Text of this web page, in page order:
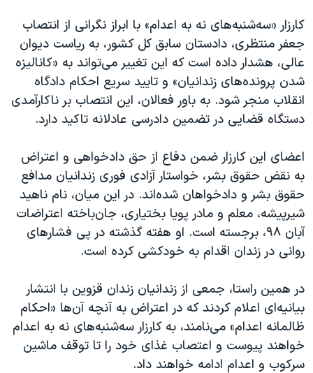
کارزار «سه‌شنبه‌های نه به اعدام» با ابراز نگرانی از انتصاب
جعفر منتظری، دادستان سابق کل کشور، به ریاست دیوان
عالی، هشدار داده است که این تغییر می‌تواند به «کانالیزه
شدن پرونده‌های زندانیان» و تایید سریع احکام دادگاه
انقلاب منجر شود. به باور فعالان، این انتصاب بر ناکارآمدی
دستگاه قضایی در تضمین دادرسی عادلانه تاکید دارد.
اعضای این کارزار ضمن دفاع از حق دادخواهی و اعتراض
به نقض حقوق بشر، خواستار آزادی فوری زندانیان مدافع
حقوق بشر و دادخواهان شده‌اند. در این میان، نام ناهید
شیرپیشه، معلم و مادر پویا بختیاری، جان‌باخته اعتراضات
آبان ۹۸، برجسته است. او هفته گذشته در پی فشارهای
روانی در زندان اقدام به خودکشی کرده است.
در همین راستا، جمعی از زندانیان زندان قزوین با انتشار
بیانیه‌ای اعلام کردند که در اعتراض به آنچه آن‌ها «احکام
ظالمانه اعدام» می‌نامند، به کارزار سه‌شنبه‌های نه به اعدام
خواهند پیوست و اعتصاب غذای خود را تا توقف ماشین
سرکوب و اعدام ادامه خواهند داد.